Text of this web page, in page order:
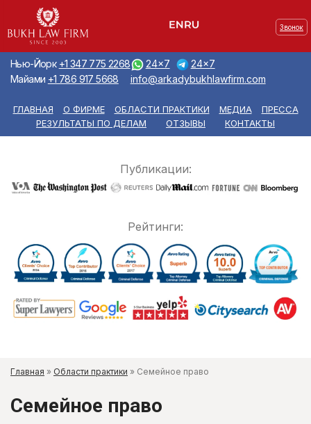
Звонок
Нью-Йорк +1 347 775 2268
Майами +1 786 917 5668
24x7
24x7
info@arkadybukhlawfirm.com
ГЛАВНАЯ О ФИРМЕ ОБЛАСТИ ПРАКТИКИ МЕДИА
ПРЕССА
РЕЗУЛЬТАТЫ ПО ДЕЛАМ
ОТЗЫВЫ КОНТАКТЫ
Публикации:
Рейтинги:
Главная » Области практики » Семейное право
Семейное право